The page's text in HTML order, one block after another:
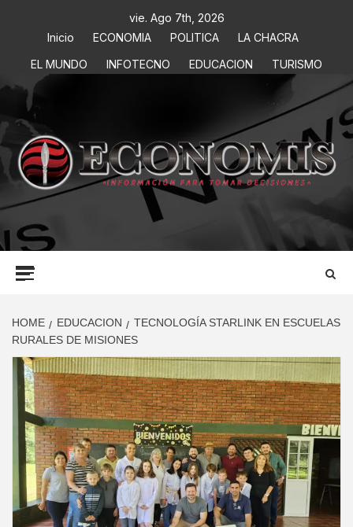
vie. Ago 7th, 2026
Inicio
ECONOMIA POLITICA
LA CHACRA
EL MUNDO
INFOTECNO EDUCACION TURISMO
ECONOMIS
INFORMACIÓN PARA TOMAR DECISIONES
HOME EDUCACION
TECNOLOGÍA STARLINK EN ESCUELAS
RURALES DE MISIONES